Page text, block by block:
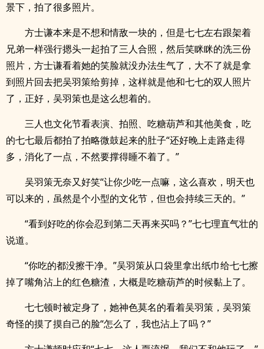
景下，拍了很多照片。
方士谦本来是不想和情敌一块的，但是七七左右跟架着
兄弟一样强行摁头一起拍了三人合照，然后笑眯眯的洗三份
照片，方士谦看着她的笑脸就没办法生气了，大不了就是拿
到照片回去把吴羽策给剪掉，这样就是他和七七的双人照片
了，正好，吴羽策也是这么想着的。
三人也文化节看表演、拍照、吃糖葫芦和其他美食，吃
的七七最后都拍了拍略微鼓起来的肚子“还好晚上走路走得
多，消化了一点，不然要撑得睡不着了。”
吴羽策无奈又好笑“让你少吃一点嘛，这么喜欢，明天也
可以来的，虽然是个小型的文化节，但也会持续三天的。”
“看到好吃的你会忍到第二天再来买吗？”七七理直气壮的
说道。
“你吃的都没擦干净。”吴羽策从口袋里拿出纸巾给七七擦
掉了嘴角沾上的红色糖渣，大概是吃糖葫芦的时候黏上了。
七七顿时被定身了，她神色莫名的看着吴羽策，吴羽策
奇怪的摸了摸自己的脸“怎么了，我也沾上了吗？”